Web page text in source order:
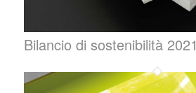
Bilancio di sostenibilità 2021